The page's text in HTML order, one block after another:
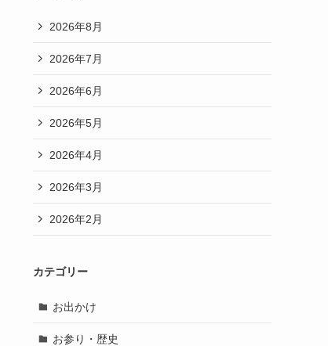
2026年8月
2026年7月
2026年6月
2026年5月
2026年4月
2026年3月
2026年2月
カテゴリー
お出かけ
お参り・歴史